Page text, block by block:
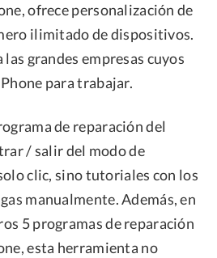
ofrece personalización de
ilimitado de dispositivos.
las grandes empresas cuyos
para trabajar.
de reparación del
/ salir del modo de
clic, sino tutoriales con los
manualmente. Además, en
5 programas de reparación
esta herramienta no